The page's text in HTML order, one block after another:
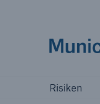
Risiken